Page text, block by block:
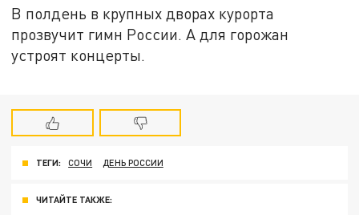
В полдень в крупных дворах курорта
прозвучит гимн России. А для горожан
устроят концерты.
ТЕГИ: СОЧИ ДЕНЬ РОССИИ
ЧИТАЙТЕ ТАКЖЕ: